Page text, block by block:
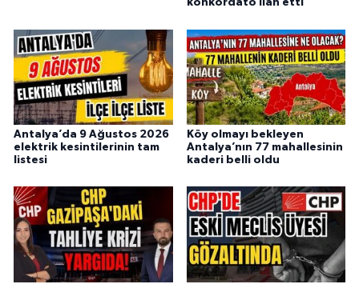
konkordato ilan etti
Antalya’da 9 Ağustos 2026
elektrik kesintilerinin tam
listesi
Köy olmayı bekleyen
Antalya’nın 77 mahallesinin
kaderi belli oldu